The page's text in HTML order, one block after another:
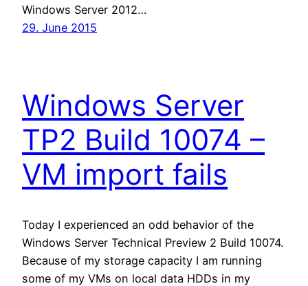
Windows Server 2012…
29. June 2015
Windows Server
TP2 Build 10074 –
VM import fails
Today I experienced an odd behavior of the
Windows Server Technical Preview 2 Build 10074.
Because of my storage capacity I am running
some of my VMs on local data HDDs in my